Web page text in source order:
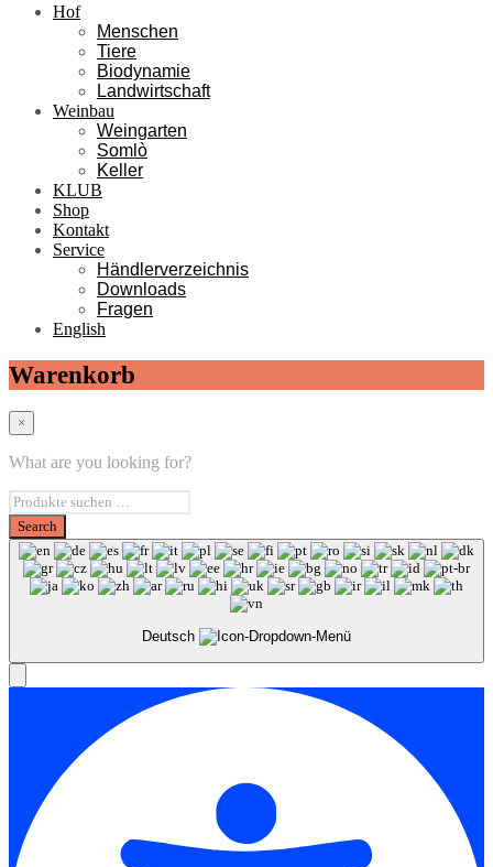
Hof
Menschen
Tiere
Biodynamie
Landwirtschaft
Weinbau
Weingarten
Somlò
Keller
KLUB
Shop
Kontakt
Service
Händlerverzeichnis
Downloads
Fragen
English
Warenkorb
×
What are you looking for?
Deutsch